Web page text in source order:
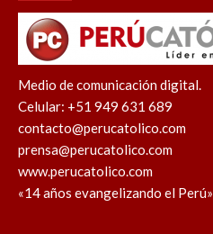
Medio de comunicación digital.
Celular: +51 949 631 689
contacto@perucatolico.com
prensa@perucatolico.com
www.perucatolico.com
«14 años evangelizando el Perú»